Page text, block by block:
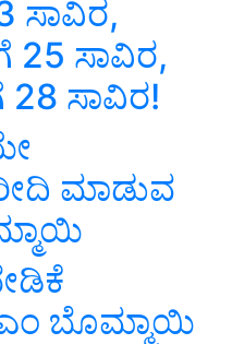
ಸಾವಿರ,
25 ಸಾವಿರ,
ಸಾವಿರ!
ಮಾಡುವ
ಬೊಮ್ಮಾಯಿ